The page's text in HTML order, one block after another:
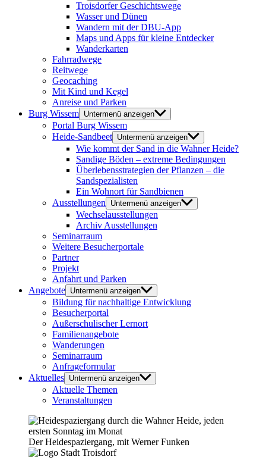
Troisdorfer Geschichtswege
Wasser und Dünen
Wandern mit der DBU-App
Maps und Apps für kleine Entdecker
Wanderkarten
Fahrradwege
Reitwege
Geocaching
Mit Kind und Kegel
Anreise und Parken
Burg Wissem Untermenü anzeigen
Portal Burg Wissem
Heide-Sandbeet Untermenü anzeigen
Wie kommt der Sand in die Wahner Heide?
Sandige Böden – extreme Bedingungen
Überlebensstrategien der Pflanzen – die
Sandspezialisten
Ein Wohnort für Sandbienen
Ausstellungen
Untermenü anzeigen
Wechselausstellungen
Archiv Ausstellungen
Seminarraum
Weitere Besucherportale
Partner
Projekt
Anfahrt und Parken
Angebote Untermenü anzeigen
Bildung für nachhaltige Entwicklung
Besucherportal
Außerschulischer Lernort
Familienangebote
Wanderungen
Seminarraum
Anfrageformular
Aktuelles Untermenü anzeigen
Aktuelle Themen
Veranstaltungen
Der Heidespaziergang, mit Werner Funken